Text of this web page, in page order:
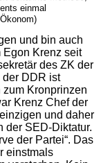
einmal
und bin auch
Krenz seit
des ZK der
der DDR ist
Kronprinzen
Krenz Chef der
und daher
der SED-Diktatur.
der Partei“. Das
einstmals